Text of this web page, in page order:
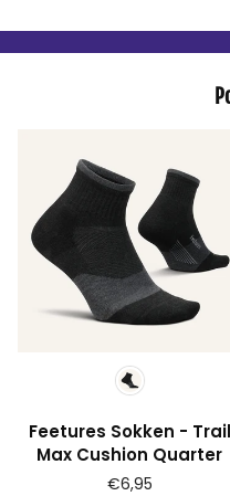
Feetures Sokken - Trail
Max Cushion Quarter
Prijs
€6,95